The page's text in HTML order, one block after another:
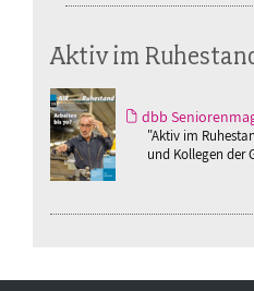
Aktiv im
dbb
"Aktiv im
und Kollegen der